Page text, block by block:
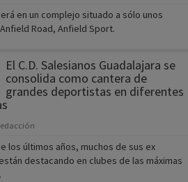
en un complejo situado a sólo unos
Road, Anfield Sport.
El C.D. Salesianos Guadalajara se
consolida como cantera de
grandes deportistas en diferentes
los últimos años, muchos de sus ex
destacando en clubes de las máximas